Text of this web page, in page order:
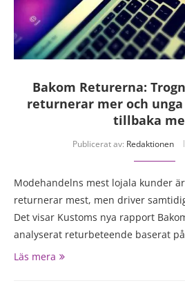
Bakom Returerna:
returnerar mer och
tillbaka
Publicerat av: Redaktionen
Modehandelns mest lojala kunder
returnerar mest, men driver
Det visar Kustoms nya rapport
analyserat returbeteende baserat
Läs mera